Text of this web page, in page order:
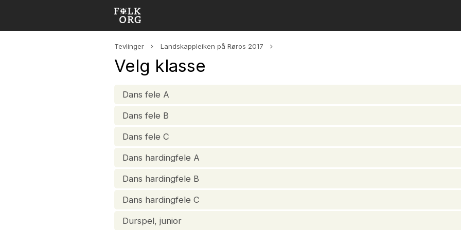
Tevlinger Landskappleiken på Røros 2017
Velg klasse
Dans fele A
Dans fele B
Dans fele C
Dans hardingfele A
Dans hardingfele B
Dans hardingfele C
Durspel, junior